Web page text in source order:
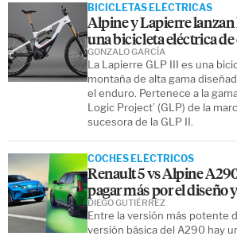
BICICLETAS ELÉCTRICAS
Alpine y Lapierre lanzan
una bicicleta eléctrica
La Lapierre GLP III es una
montaña de alta gama
el enduro. Pertenece a la
Logic Project’ (GLP) de la
sucesora de la GLP II.
GONZALO GARCÍA
COCHES ELÉCTRICOS
Renault 5 vs Alpine
pagar más por el diseño
Entre la versión más potente
versión básica del A290 hay
DIEGO GUTIÉRREZ